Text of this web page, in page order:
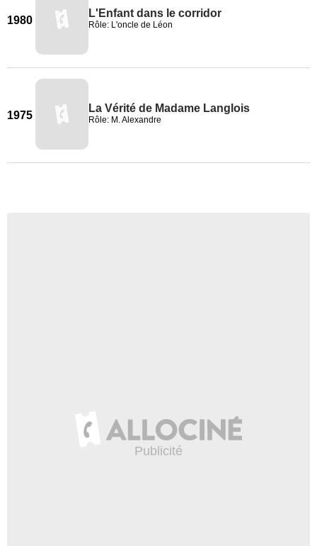
1980
L'Enfant dans le corridor
Rôle: L'oncle de Léon
1975
La Vérité de Madame Langlois
Rôle: M. Alexandre